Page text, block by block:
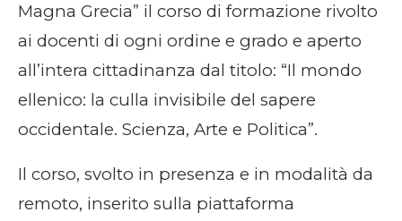
Magna Grecia” il corso di formazione rivolto
ai docenti di ogni ordine e grado e aperto
all’intera cittadinanza dal titolo: “Il mondo
ellenico: la culla invisibile del sapere
occidentale. Scienza, Arte e Politica”.
Il corso, svolto in presenza e in modalità da
remoto, inserito sulla piattaforma